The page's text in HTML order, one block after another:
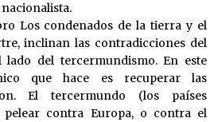
Los condenados de la tierra y el
inclinan las contradicciones del
del tercermundismo. En este
que hace es recuperar las
El tercermundo (los países
pelear contra Europa, o contra el